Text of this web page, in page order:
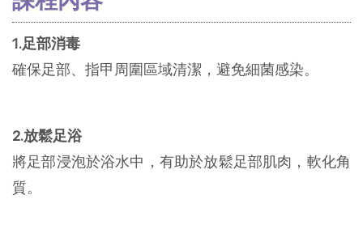
1.足部消毒
確保足部、指甲周圍區域清潔，避免細菌感染。
2.放鬆足浴
將足部浸泡於浴水中，有助於放鬆足部肌肉，軟化角
質。